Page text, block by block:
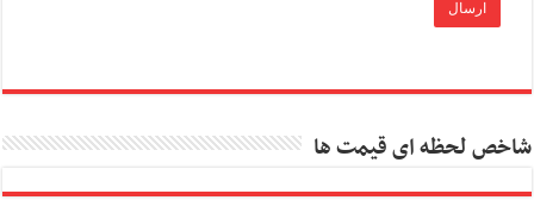
شاخص لحظه ای قیمت ها